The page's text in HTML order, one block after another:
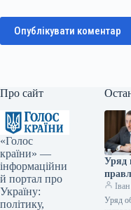
Опублікувати коментар
Про сайт
«Голос
країни» —
інформаційни
й портал про
Україну:
політику,
Уряд
Уряд